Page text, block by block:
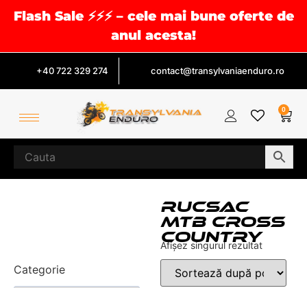
Flash Sale ⚡⚡⚡ – cele mai bune oferte de
anul acesta!
+40 722 329 274 contact@transylvaniaenduro.ro
0
Categorie
RUCSAC
MTB CROSS
COUNTRY
Afișez singurul rezultat